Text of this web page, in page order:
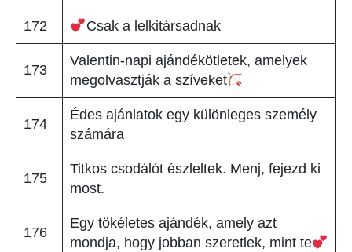
172 Csak a lelkitársadnak
173
Valentin-napi ajándékötletek, amelyek
megolvasztják a szíveket
174
Édes ajánlatok egy különleges személy
számára
175
Titkos csodálót észleltek. Menj, fejezd ki
most.
176
Egy tökéletes ajándék, amely azt
mondja, hogy jobban szeretlek, mint te